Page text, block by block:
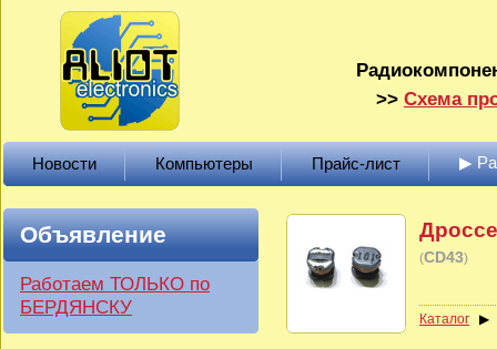
>> Схема
Новости Компьютеры Прайс-лист ▶
Объявление
Работаем ТОЛЬКО по
БЕРДЯНСКУ
(CD43)
Каталог